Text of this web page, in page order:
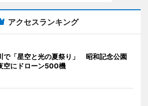
アクセスランキング
で「星空と光の夏祭り」 昭和記念公園
空にドローン500機